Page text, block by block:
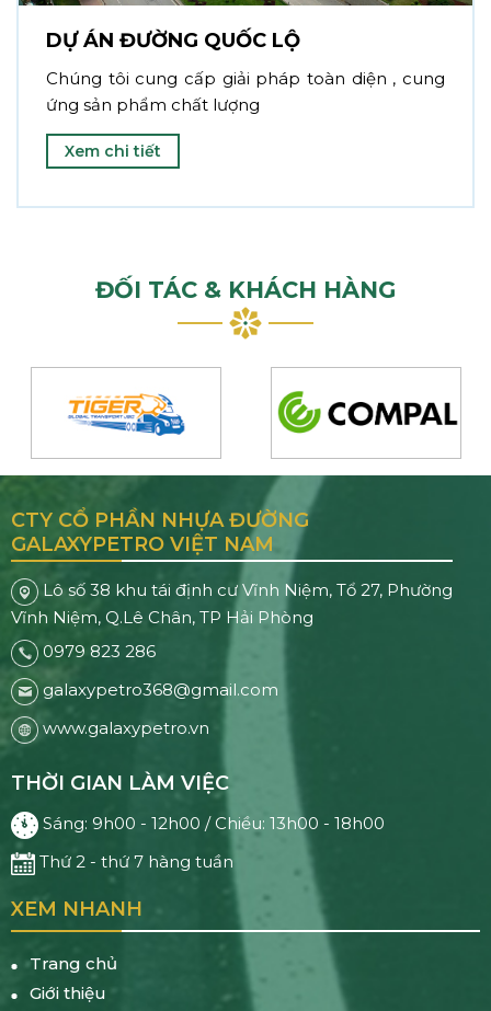
DỰ ÁN ĐƯỜNG QUỐC LỘ
Chúng tôi cung cấp giải pháp toàn diện , cung
ứng sản phẩm chất lượng
Xem chi tiết
ĐỐI TÁC & KHÁCH HÀNG
CTY CỔ PHẦN NHỰA ĐƯỜNG
GALAXYPETRO VIỆT NAM
Lô số 38 khu tái định cư Vĩnh Niệm, Tổ 27, Phường
Vĩnh Niệm, Q.Lê Chân, TP Hải Phòng
0979 823 286
galaxypetro368@gmail.com
www.galaxypetro.vn
THỜI GIAN LÀM VIỆC
Sáng: 9h00 - 12h00 / Chiều: 13h00 - 18h00
Thứ 2 - thứ 7 hàng tuần
XEM NHANH
Trang chủ
Giới thiệu